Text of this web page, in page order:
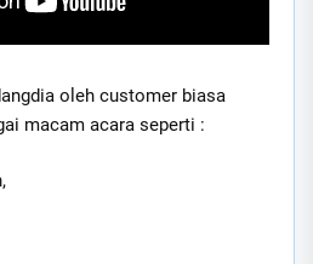
oleh customer biasa
macam acara seperti :